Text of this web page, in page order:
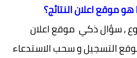
هو موقع اعلان النتائج؟
, سؤال ذكي موقع اعلان
التسجيل و سحب الاستدعاء